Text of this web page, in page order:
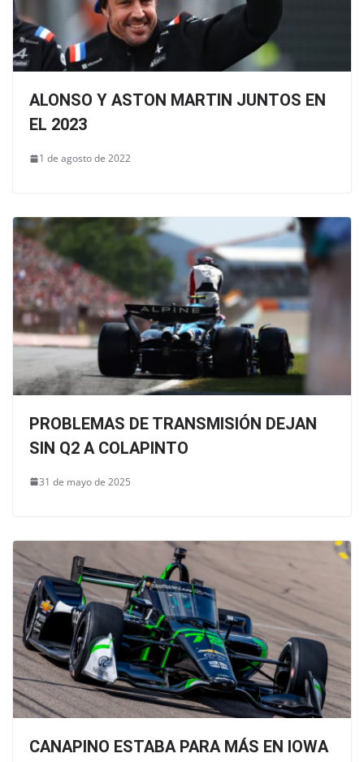
ALONSO Y ASTON MARTIN JUNTOS EN
EL 2023
1 de agosto de 2022
PROBLEMAS DE TRANSMISIÓN DEJAN
SIN Q2 A COLAPINTO
31 de mayo de 2025
CANAPINO ESTABA PARA MÁS EN IOWA